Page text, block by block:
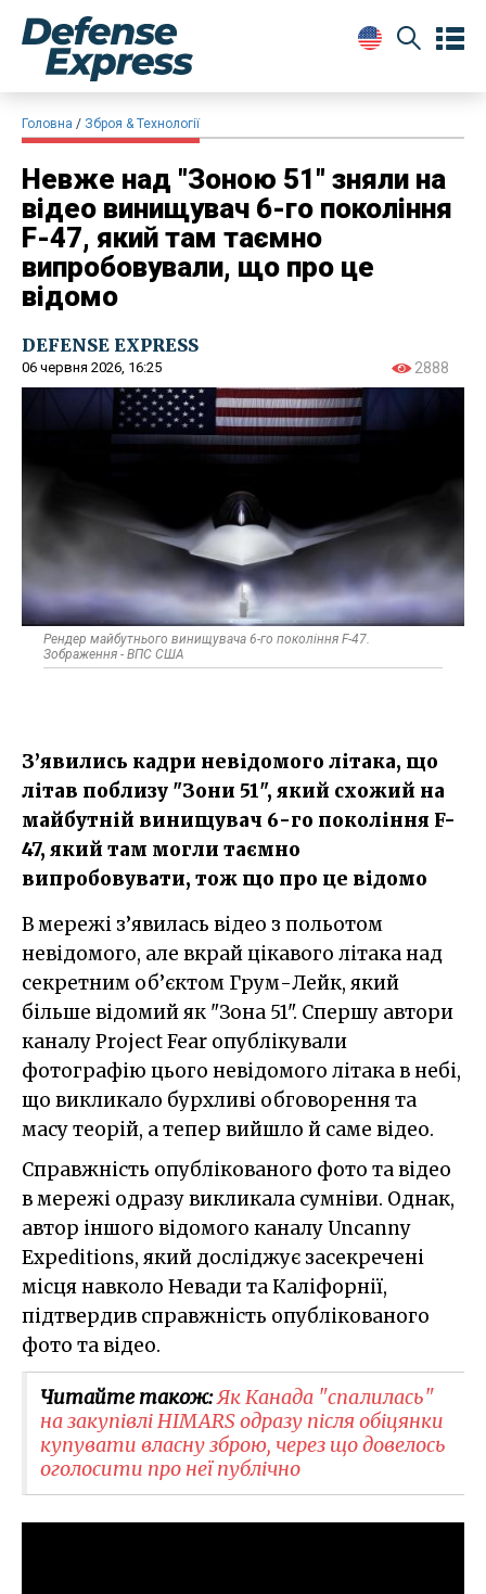
Головна Зброя & Технології
Невже над "Зоною 51" зняли на
відео винищувач 6-го покоління
F-47, який там таємно
випробовували, що про це
відомо
DEFENSE EXPRESS
06 червня 2026, 16:25 2888
Рендер майбутнього винищувача 6-го покоління F-47.
Зображення - ВПС США
З’явились кадри невідомого літака, що
літав поблизу "Зони 51", який схожий на
майбутній винищувач 6-го покоління F-
47, який там могли таємно
випробовувати, тож що про це відомо
В мережі з’явилась відео з польотом
невідомого, але вкрай цікавого літака над
секретним об’єктом Грум-Лейк, який
більше відомий як "Зона 51". Спершу автори
каналу Project Fear опублікували
фотографію цього невідомого літака в небі,
що викликало бурхливі обговорення та
масу теорій, а тепер вийшло й саме відео.
Справжність опублікованого фото та відео
в мережі одразу викликала сумніви. Однак,
автор іншого відомого каналу Uncanny
Expeditions, який досліджує засекречені
місця навколо Невади та Каліфорнії,
підтвердив справжність опублікованого
фото та відео.
Читайте також:Як Канада "спалилась"
на закупівлі HIMARS одразу після обіцянки
купувати власну зброю, через що довелось
оголосити про неї публічно